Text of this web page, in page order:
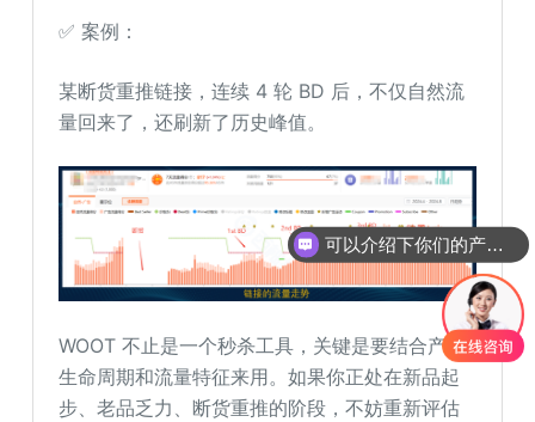
✅ 案例：
某断货重推链接，连续 4 轮 BD 后，不仅自然流
量回来了，还刷新了历史峰值。
WOOT 不止是一个秒杀工具，关键是要结合产品
生命周期和流量特征来用。如果你正处在新品起
步、老品乏力、断货重推的阶段，不妨重新评估
可以介绍下你们的产品么